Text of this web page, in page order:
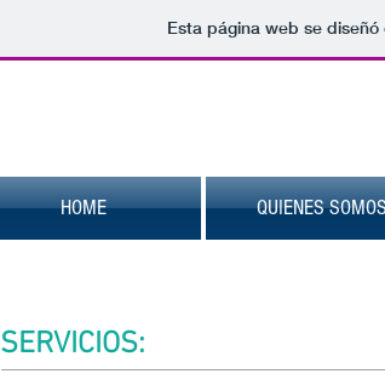
Esta página web se
HOME QUIENES
SERVICIOS: